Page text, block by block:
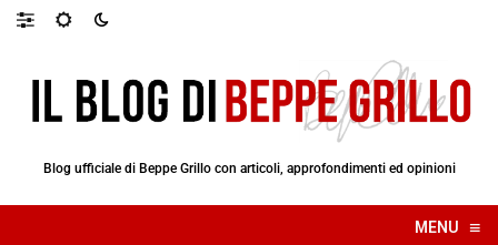
Blog ufficiale di Beppe Grillo con articoli, approfondimenti ed opinioni
MENU ≡
☰